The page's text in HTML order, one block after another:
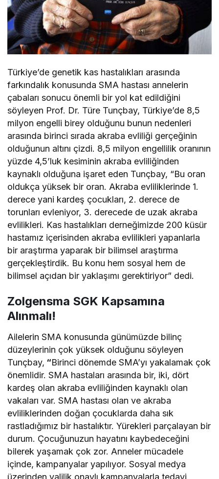
Türkiye’de genetik kas hastalıkları arasında
farkındalık konusunda SMA hastası annelerin
çabaları sonucu önemli bir yol kat edildiğini
söyleyen Prof. Dr. Türe Tunçbay, Türkiye’de 8,5
milyon engelli birey olduğunu bunun nedenleri
arasında birinci sırada akraba evliliği gerçeğinin
olduğunun altını çizdi. 8,5 milyon engellilik oranının
yüzde 4,5’luk kesiminin akraba evliliğinden
kaynaklı olduğuna işaret eden Tunçbay, “Bu oran
oldukça yüksek bir oran. Akraba evliliklerinde 1.
derece yani kardeş çocukları, 2. derece de
torunları evleniyor, 3. derecede de uzak akraba
evlilikleri. Kas hastalıkları derneğimizde 200 küsür
hastamız içerisinden akraba evlilikleri yapanlarla
bir araştırma yaparak bir bilimsel araştırma
gerçekleştirdik. Bu konu hem sosyal hem de
bilimsel açıdan bir yaklaşımı gerektiriyor” dedi.
Zolgensma SGK Kapsamına
Alınmalı!
Ailelerin SMA konusunda günümüzde bilinç
düzeylerinin çok yüksek olduğunu söyleyen
Tunçbay, “Birinci dönemde SMA’yı yakalamak çok
önemlidir. SMA hastaları arasında bir, iki, dört
kardeş olan akraba evliliğinden kaynaklı olan
vakaları var. SMA hastası olan ve akraba
evliliklerinden doğan çocuklarda daha sık
rastladığımız bir hastalıktır. Yürekleri parçalayan bir
durum. Çocuğunuzun hayatını kaybedeceğini
bilerek yaşamak çok zor. Anneler mücadele
içinde, kampanyalar yapılıyor. Sosyal medya
üzerinden valilik onaylı kampanyalarla tedavi